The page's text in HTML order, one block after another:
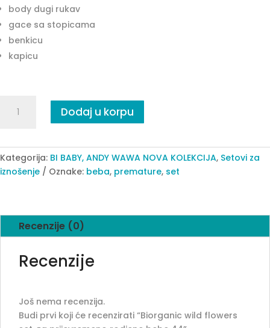
body dugi rukav
gace sa stopicama
benkicu
kapicu
za
prijevremeno
44
quantity
Dodaj u korpu
Kategorija: BI BABY, ANDY WAWA NOVA KOLEKCIJA, Setovi za
iznošenje
Oznake: beba, premature, set
Recenzije (0)
Recenzije
Još nema recenzija.
Budi prvi koji će recenzirati “Biorganic wild flowers